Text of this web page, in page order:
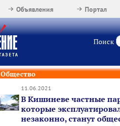
Портал
Объявления
Поиск
Общество
11.06.2021
В Кишиневе частные
которые
незаконно, станут